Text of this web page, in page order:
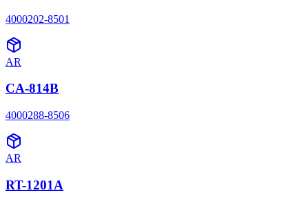
4000202-8501
AR
CA-814B
4000288-8506
AR
RT-1201A